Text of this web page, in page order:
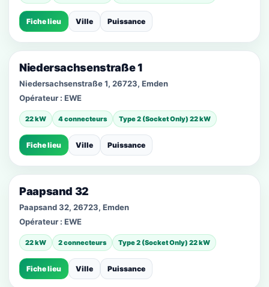
Fiche lieu Ville Puissance
Niedersachsenstraße 1
Niedersachsenstraße 1, 26723, Emden
Opérateur : EWE
22 kW 4 connecteurs Type 2 (Socket Only) 22 kW
Fiche lieu Ville Puissance
Paapsand 32
Paapsand 32, 26723, Emden
Opérateur : EWE
22 kW 2 connecteurs Type 2 (Socket Only) 22 kW
Fiche lieu Ville Puissance